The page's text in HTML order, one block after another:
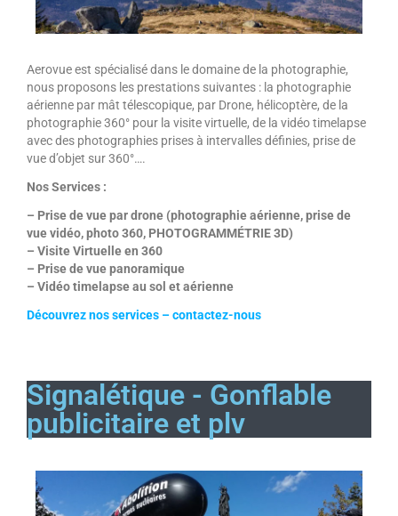
Aerovue est spécialisé dans le domaine de la photographie,
nous proposons les prestations suivantes : la photographie
aérienne par mât télescopique, par Drone, hélicoptère, de la
photographie 360° pour la visite virtuelle, de la vidéo timelapse
avec des photographies prises à intervalles définies, prise de
vue d’objet sur 360°….
Nos Services :
– Prise de vue par drone (photographie aérienne, prise de
vue vidéo, photo 360, PHOTOGRAMMÉTRIE3D)
– Visite Virtuelle en 360
– Prise de vue panoramique
– Vidéo timelapse au sol et aérienne
Découvrez nos services – contactez-nous
Signalétique - Gonflable
publicitaire et plv